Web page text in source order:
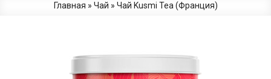
Главная » Чай » Чай Kusmi Tea (Франция)